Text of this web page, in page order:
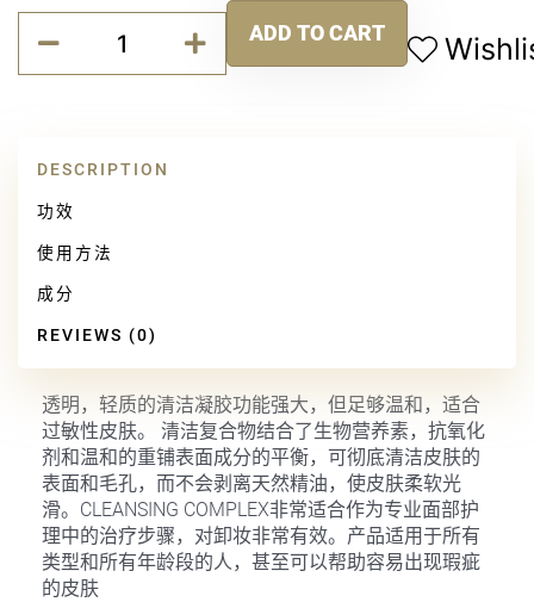
深
液
ADD TO CART
DESCRIPTION
功效
使用方法
成分
REVIEWS (0)
透明，轻质的清洁凝胶功能强大，但足够温和，适合
过敏性皮肤。 清洁复合物结合了生物营养素，抗氧化
剂和温和的重铺表面成分的平衡，可彻底清洁皮肤的
表面和毛孔，而不会剥离天然精油，使皮肤柔软光
滑。CLEANSING COMPLEX非常适合作为专业面部护
理中的治疗步骤，对卸妆非常有效。产品适用于所有
类型和所有年龄段的人，甚至可以帮助容易出现瑕疵
的皮肤